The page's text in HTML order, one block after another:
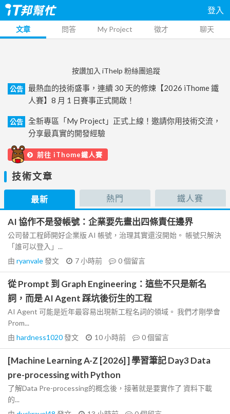
登入
文章 問答 My Project 徵才 聊天
按讚加入 iThelp 粉絲團追蹤
公告
最熱血的技術盛事，連續 30 天的修煉【2026 iThome 鐵
人賽】8 月 1 日賽事正式開啟！
公告
全新專區「My Project」正式上線！邀請你用技術交流，
分享最真實的開發經驗
前往 iThome鐵人賽
技術文章
最新 熱門 鐵人賽
AI 協作不是發帳號：企業要先畫出四條責任邊界
公司替工程師開好企業版 AI 帳號，治理其實還沒開始。 帳號只解決
「誰可以登入」...
由 ryanvale發文 7 小時前 0個留言
從 Prompt 到 Graph Engineering：這些不只是新名
詞，而是 AI Agent 踩坑後衍生的工程
AI Agent 可能是近年最容易出現新工程名詞的領域。 我們才剛學會
Prom...
由 hardness1020發文 10 小時前 0個留言
[Machine Learning A-Z [2026] ] 學習筆記 Day3 Data
pre-processing with Python
了解Data Pre-processing的概念後，接著就是要實作了 資料下載
的...